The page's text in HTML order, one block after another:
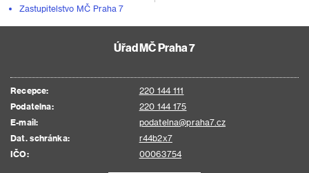
Zastupitelstvo MČ Praha 7
Úřad MČ Praha 7
Recepce:
220 144 111
Podatelna:
220 144 175
E-mail:
podatelna@praha7.cz
Dat. schránka:
r44b2x7
IČO:
00063754